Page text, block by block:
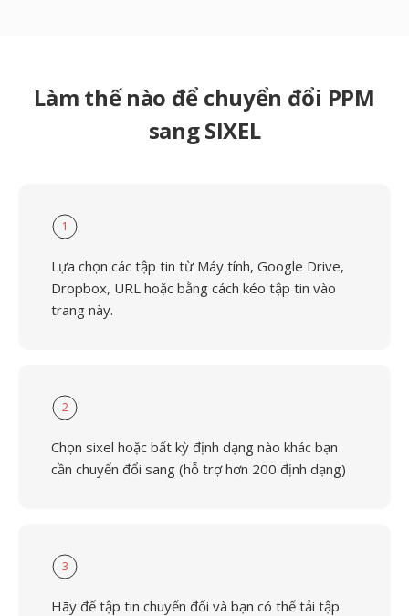
Làm thế nào để chuyển đổi PPM
sang SIXEL
1
Lựa chọn các tập tin từ Máy tính, Google Drive,
Dropbox, URL hoặc bằng cách kéo tập tin vào
trang này.
2
Chọn sixel hoặc bất kỳ định dạng nào khác bạn
cần chuyển đổi sang (hỗ trợ hơn 200 định dạng)
3
Hãy để tập tin chuyển đổi và bạn có thể tải tập